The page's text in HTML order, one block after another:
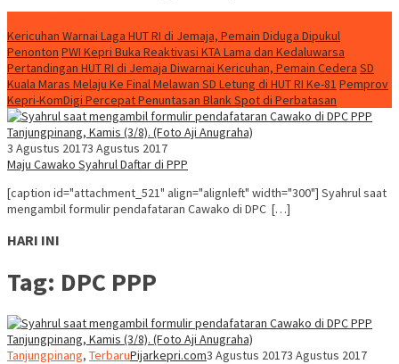
Kericuhan Warnai Laga HUT RI di Jemaja, Pemain Diduga Dipukul
Penonton PWI Kepri Buka Reaktivasi KTA Lama dan Kedaluwarsa
Pertandingan HUT RI di Jemaja Diwarnai Kericuhan, Pemain Cedera SD
Kuala Maras Melaju Ke Final Melawan SD Letung di HUT RI Ke-81 Pemprov
Kepri-KomDigi Percepat Penuntasan Blank Spot di Perbatasan
3 Agustus 20173 Agustus 2017
Maju Cawako Syahrul Daftar di PPP
[caption id="attachment_521" align="alignleft" width="300"] Syahrul saat
mengambil formulir pendafataran Cawako di DPC […]
HARI INI
Tag: DPC PPP
Tanjungpinang, TerbaruPijarkepri.com3 Agustus 20173 Agustus 2017